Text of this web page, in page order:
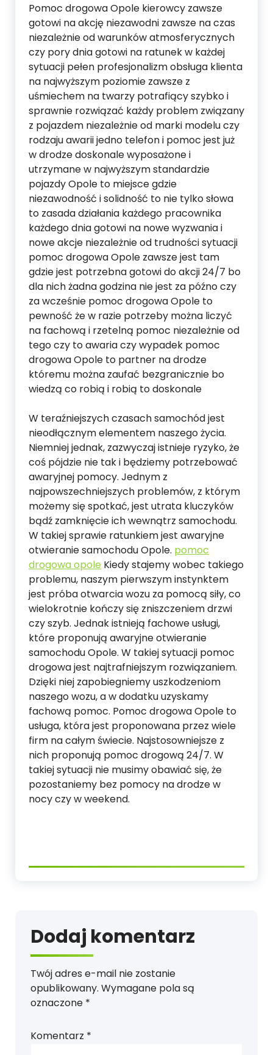
Pomoc drogowa Opole kierowcy zawsze
gotowi na akcję niezawodni zawsze na czas
niezależnie od warunków atmosferycznych
czy pory dnia gotowi na ratunek w każdej
sytuacji pełen profesjonalizm obsługa klienta
na najwyższym poziomie zawsze z
uśmiechem na twarzy potrafiący szybko i
sprawnie rozwiązać każdy problem związany
z pojazdem niezależnie od marki modelu czy
rodzaju awarii jedno telefon i pomoc jest już
w drodze doskonale wyposażone i
utrzymane w najwyższym standardzie
pojazdy Opole to miejsce gdzie
niezawodność i solidność to nie tylko słowa
to zasada działania każdego pracownika
każdego dnia gotowi na nowe wyzwania i
nowe akcje niezależnie od trudności sytuacji
pomoc drogowa Opole zawsze jest tam
gdzie jest potrzebna gotowi do akcji 24/7 bo
dla nich żadna godzina nie jest za późno czy
za wcześnie pomoc drogowa Opole to
pewność że w razie potrzeby można liczyć
na fachową i rzetelną pomoc niezależnie od
tego czy to awaria czy wypadek pomoc
drogowa Opole to partner na drodze
któremu można zaufać bezgranicznie bo
wiedzą co robią i robią to doskonale
W teraźniejszych czasach samochód jest
nieodłącznym elementem naszego życia.
Niemniej jednak, zazwyczaj istnieje ryzyko, że
coś pójdzie nie tak i będziemy potrzebować
awaryjnej pomocy. Jednym z
najpowszechniejszych problemów, z którym
możemy się spotkać, jest utrata kluczyków
bądź zamknięcie ich wewnątrz samochodu.
W takiej sprawie ratunkiem jest awaryjne
otwieranie samochodu Opole. pomoc
drogowa opole Kiedy stajemy wobec takiego
problemu, naszym pierwszym instynktem
jest próba otwarcia wozu za pomocą siły, co
wielokrotnie kończy się zniszczeniem drzwi
czy szyb. Jednak istnieją fachowe usługi,
które proponują awaryjne otwieranie
samochodu Opole. W takiej sytuacji pomoc
drogowa jest najtrafniejszym rozwiązaniem.
Dzięki niej zapobiegniemy uszkodzeniom
naszego wozu, a w dodatku uzyskamy
fachową pomoc. Pomoc drogowa Opole to
usługa, która jest proponowana przez wiele
firm na całym świecie. Najstosowniejsze z
nich proponują pomoc drogową 24/7. W
takiej sytuacji nie musimy obawiać się, że
pozostaniemy bez pomocy na drodze w
nocy czy w weekend.
Dodaj komentarz
Twój adres e-mail nie zostanie
opublikowany. Wymagane pola są
oznaczone *
Komentarz *